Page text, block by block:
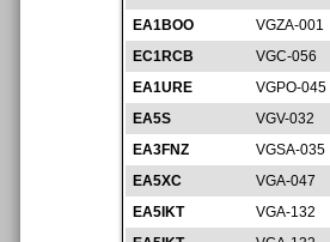
EA1BOO
VGZA-001
EC1RCB
VGC-056
EA1URE
VGPO-045
EA5S
VGV-032
EA3FNZ
VGSA-035
EA5XC
VGA-047
EA5IKT
VGA-132